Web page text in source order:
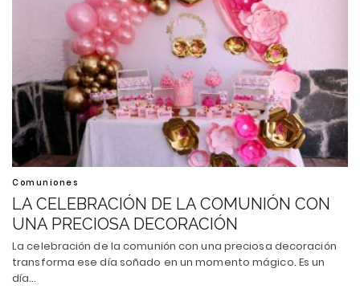
Comuniones
LA CELEBRACIÓN DE LA COMUNIÓN CON
UNA PRECIOSA DECORACIÓN
La celebración de la comunión con una preciosa decoración
transforma ese día soñado en un momento mágico. Es un
día…